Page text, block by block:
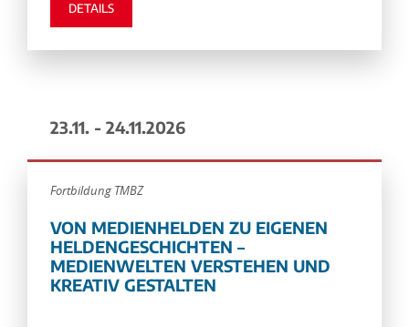
DETAILS
23.11. - 24.11.2026
Fortbildung TMBZ
VON MEDIENHELDEN ZU EIGENEN
HELDENGESCHICHTEN –
MEDIENWELTEN VERSTEHEN UND
KREATIV GESTALTEN